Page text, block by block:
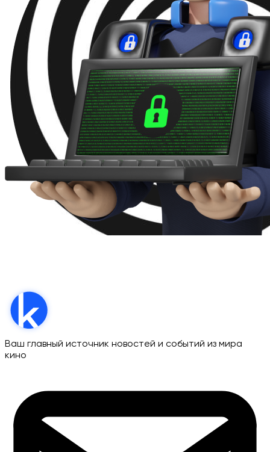
Ваш главный источник новостей и событий из мира
кино